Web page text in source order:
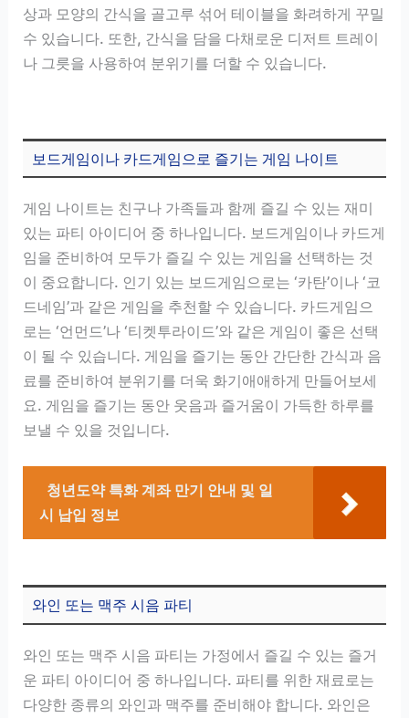
상과 모양의 간식을 골고루 섞어 테이블을 화려하게 꾸밀
수 있습니다. 또한, 간식을 담을 다채로운 디저트 트레이
나 그릇을 사용하여 분위기를 더할 수 있습니다.
보드게임이나 카드게임으로 즐기는 게임 나이트
게임 나이트는 친구나 가족들과 함께 즐길 수 있는 재미
있는 파티 아이디어 중 하나입니다. 보드게임이나 카드게
임을 준비하여 모두가 즐길 수 있는 게임을 선택하는 것
이 중요합니다. 인기 있는 보드게임으로는 ‘카탄’이나 ‘코
드네임’과 같은 게임을 추천할 수 있습니다. 카드게임으
로는 ‘언먼드’나 ‘티켓투라이드’와 같은 게임이 좋은 선택
이 될 수 있습니다. 게임을 즐기는 동안 간단한 간식과 음
료를 준비하여 분위기를 더욱 화기애애하게 만들어보세
요. 게임을 즐기는 동안 웃음과 즐거움이 가득한 하루를
보낼 수 있을 것입니다.
청년도약 특화 계좌 만기 안내 및 일
시 납입 정보
와인 또는 맥주 시음 파티
와인 또는 맥주 시음 파티는 가정에서 즐길 수 있는 즐거
운 파티 아이디어 중 하나입니다. 파티를 위한 재료로는
다양한 종류의 와인과 맥주를 준비해야 합니다. 와인은